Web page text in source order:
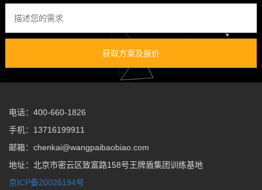
获取方案及报价
电话：400-660-1826
手机：13716199911
邮箱：chenkai@wangpaibaobiao.com
地址：北京市密云区致富路158号王牌盾集团训练基地
京ICP备20026194号